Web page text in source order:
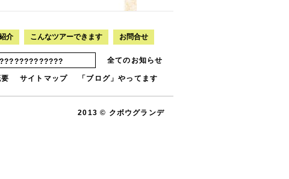
介 こんなツアーできます お問合せ
全てのお知らせ
サイトマップ 「ブログ」やってます
2013 © クボウグランデ